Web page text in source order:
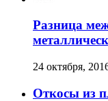
Разница
24 октября,
Откосы из